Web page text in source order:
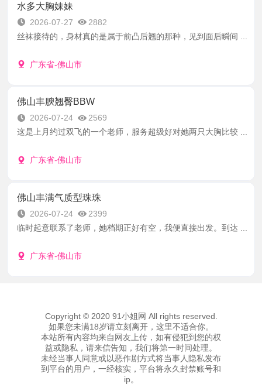
水多大胸妹妹
2026-07-27
2882
丝袜接待的，身材真的是属于前凸后翘的那种，见到面后瞬间 ...
广东省-佛山市
佛山丰腴翘臀BBW
2026-07-24
2569
这是上月约过双飞的一个老师，服务超级好对她两只大胸比较 ...
广东省-佛山市
佛山丰满气质型珠珠
2026-07-24
2399
临时起意联系了老师，她档期正好有空，我便直接出发。到达 ...
广东省-佛山市
Copyright © 2020 91小姐网 All rights reserved.
如果您未满18岁请立刻离开，这里不适合你。
本站所有內容均来自网友上传，如有侵犯到您的权
益或隐私，请来信告知，我们将第一时间处理。
未经当事人同意或以恶作剧方式将当事人隐私发布
到平台的用户，一经核实，平台将永久封禁账号和
ip。